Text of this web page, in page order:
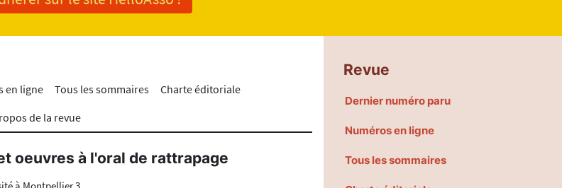
en ligne Tous les sommaires
Charte éditoriale
de la revue
oeuvres à l'oral de rattrapage
Revue
Dernier numéro paru
Numéros en ligne
Tous les sommaires